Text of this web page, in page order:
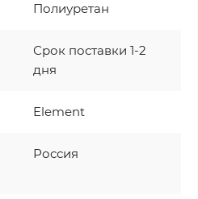
Полиуретан
Срок поставки 1-2
дня
Element
Россия